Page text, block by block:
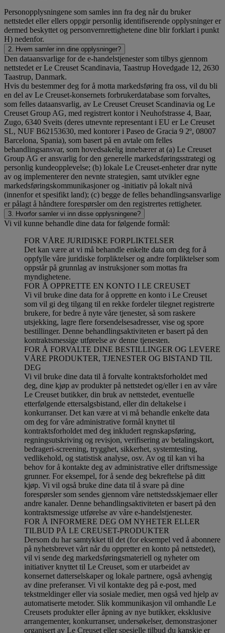
Personopplysningene som samles inn fra deg når du bruker
nettstedet eller ellers oppgir personlig identifiserende opplysninger er
dermed beskyttet og personvernrettighetene dine blir forklart i punkt
H) nedenfor.
2. Hvem samler inn dine opplysninger?
Den dataansvarlige for de e-handelstjenester som tilbys gjennom
nettstedet er Le Creuset Scandinavia, Taastrup Hovedgade 12, 2630
Taastrup, Danmark.
Hvis du bestemmer deg for å motta markedsføring fra oss, vil du bli
en del av Le Creuset-konsernets forbrukerdatabase som forvaltes,
som felles dataansvarlig, av Le Creuset Creuset Scandinavia og Le
Creuset Group AG, med registrert kontor i Neuhofstrasse 4, Baar,
Zugo, 6340 Sveits (deres utnevnte representant i EU er Le Creuset
SL, NUF B62153630, med kontorer i Paseo de Gracia 9 2º, 08007
Barcelona, Spania), som basert på en avtale om felles
behandlingsansvar, som hovedsakelig innebærer at (a) Le Creuset
Group AG er ansvarlig for den generelle markedsføringsstrategi og
personlig kundeopplevelse; (b) lokale Le Creuset-enheter drar nytte
av og implementerer den nevnte strategien, samt utvikler egne
markedsføringskommunikasjoner og -initiativ på lokalt nivå
(innenfor et spesifikt land); (c) begge de felles behandlingsansvarlige
er pålagt å håndtere forespørsler om den registrertes rettigheter.
3. Hvorfor samler vi inn disse opplysningene?
Vi vil kunne behandle dine data for følgende formål:
FOR VÅRE JURIDISKE FORPLIKTELSER
Det kan være at vi må behandle enkelte data om deg for å
oppfylle våre juridiske forpliktelser og andre forpliktelser som
oppstår på grunnlag av instruksjoner som mottas fra
myndighetene.
FOR Å OPPRETTE EN KONTO I LE CREUSET
Vi vil bruke dine data for å opprette en konto i Le Creuset
som vil gi deg tilgang til en rekke fordeler tilegnet registrerte
brukere, for bedre å nyte våre tjenester, så som raskere
utsjekking, lagre flere forsendelsesadresser, vise og spore
bestillinger. Denne behandlingsaktiviteten er basert på den
kontraktsmessige utførelse av denne tjenesten.
FOR Å FORVALTE DINE BESTILLINGER OG LEVERE
VÅRE PRODUKTER, TJENESTER OG BISTAND TIL
DEG
Vi vil bruke dine data til å forvalte kontraktsforholdet med
deg, dine kjøp av produkter på nettstedet og/eller i en av våre
Le Creuset butikker, din bruk av nettstedet, eventuelle
etterfølgende ettersalgsbistand, eller din deltakelse i
konkurranser. Det kan være at vi må behandle enkelte data
om deg for våre administrative formål knyttet til
kontraktsforholdet med deg inkludert regnskapsføring,
regningsutskriving og revisjon, verifisering av betalingskort,
bedrageri-screening, trygghet, sikkerhet, systemtesting,
vedlikehold, og statistisk analyse, osv. Av og til kan vi ha
behov for å kontakte deg av administrative eller driftsmessige
grunner. For eksempel, for å sende deg bekreftelse på ditt
kjøp. Vi vil også bruke dine data til å svare på dine
forespørsler som sendes gjennom våre nettstedsskjemaer eller
andre kanaler. Denne behandlingsaktiviteten er basert på den
kontraktsmessige utførelse av våre e-handelstjenester.
FOR Å INFORMERE DEG OM NYHETER ELLER
TILBUD PÅ LE CREUSET-PRODUKTER
Dersom du har samtykket til det (for eksempel ved å abonnere
på nyhetsbrevet vårt når du oppretter en konto på nettstedet),
vil vi sende deg markedsføringsmateriell og nyheter om
initiativer knyttet til Le Creuset, som er utarbeidet av
konsernet datterselskaper og lokale partnere, også avhengig
av dine preferanser. Vi vil kontakte deg på e-post, med
tekstmeldinger eller via sosiale medier, men også ved hjelp av
automatiserte metoder. Slik kommunikasjon vil omhandle Le
Creusets produkter eller åpning av nye butikker, eksklusive
arrangementer, konkurranser, undersøkelser, demonstrasjoner
organisert av Le Creuset eller spesielle tilbud du kanskje er